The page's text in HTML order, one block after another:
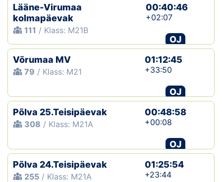
Lääne-Virumaa
kolmapäevak
111 / Klass: M21B
00:40:46
+02:07
OJ
Võrumaa MV
79 / Klass: M21
01:12:45
+33:50
OJ
Põlva 25.Teisipäevak
308 / Klass: M21A
00:48:58
+00:08
OJ
Põlva 24.Teisipäevak
255 / Klass: M21A
01:25:54
+23:44